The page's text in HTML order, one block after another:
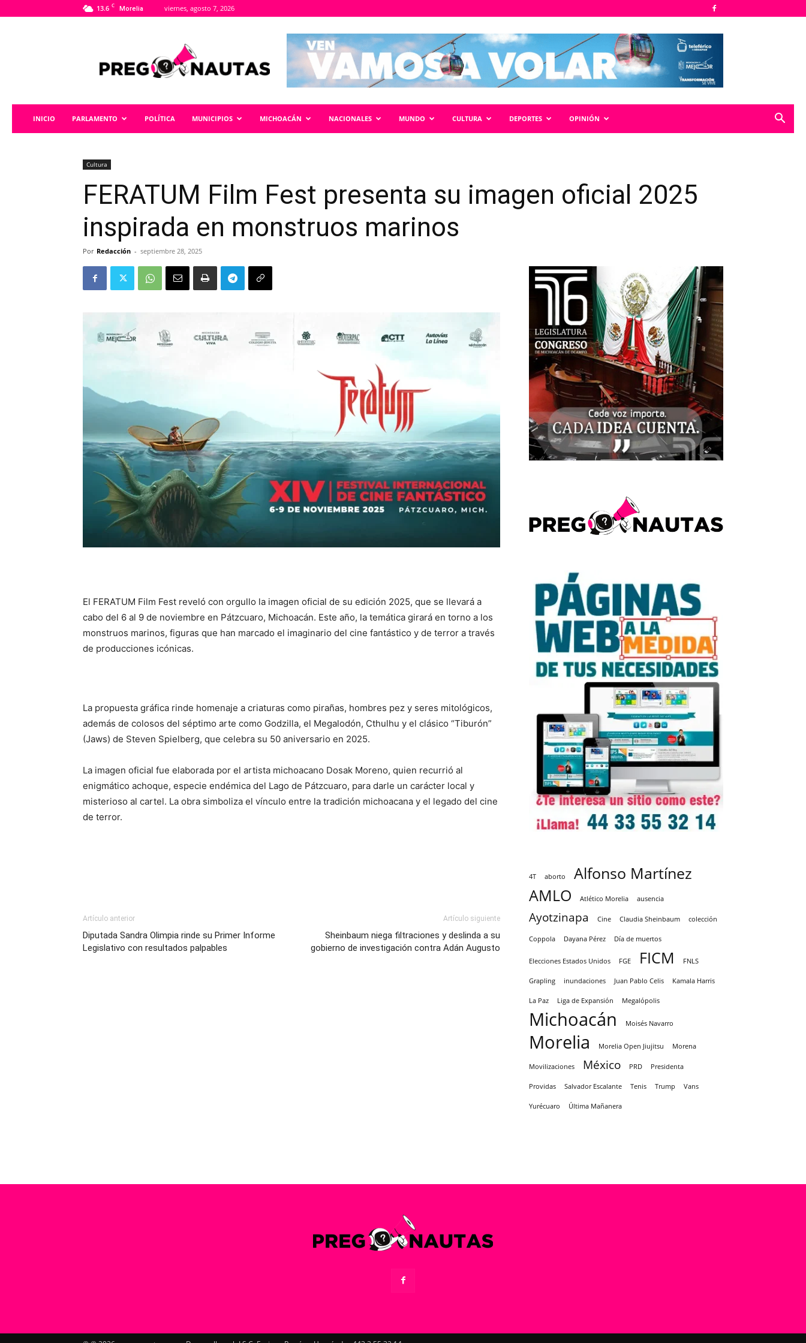
13.6 C Morelia viernes, agosto 7, 2026
INICIO PARLAMENTO POLÍTICA MUNICIPIOS MICHOACÁN NACIONALES MUNDO CULTURA DEPORTES OPINIÓN
Cultura
FERATUM Film Fest presenta su imagen oficial 2025
inspirada en monstruos marinos
Por Redacción - septiembre 28, 2025
El FERATUM Film Fest reveló con orgullo la imagen oficial de su edición 2025, que se llevará a
cabo del 6 al 9 de noviembre en Pátzcuaro, Michoacán. Este año, la temática girará en torno a los
monstruos marinos, figuras que han marcado el imaginario del cine fantástico y de terror a través
de producciones icónicas.
La propuesta gráfica rinde homenaje a criaturas como pirañas, hombres pez y seres mitológicos,
además de colosos del séptimo arte como Godzilla, el Megalodón, Cthulhu y el clásico “Tiburón”
(Jaws) de Steven Spielberg, que celebra su 50 aniversario en 2025.
La imagen oficial fue elaborada por el artista michoacano Dosak Moreno, quien recurrió al
enigmático achoque, especie endémica del Lago de Pátzcuaro, para darle un carácter local y
misterioso al cartel. La obra simboliza el vínculo entre la tradición michoacana y el legado del cine
de terror.
Artículo anterior
Diputada Sandra Olimpia rinde su Primer Informe
Legislativo con resultados palpables
Artículo siguiente
Sheinbaum niega filtraciones y deslinda a su
gobierno de investigación contra Adán Augusto
4T aborto
Alfonso Martínez
AMLO
Atlético Morelia ausencia
Ayotzinapa Cine Claudia Sheinbaum colección
Coppola Dayana Pérez Día de muertos
Elecciones Estados Unidos FGE FICM FNLS
Grapling inundaciones Juan Pablo Celis Kamala Harris
La Paz Liga de Expansión Megalópolis
Michoacán Moisés Navarro
Morelia Morelia Open Jiujitsu Morena
Movilizaciones México PRD Presidenta
Providas Salvador Escalante Tenis Trump Vans
Yurécuaro Última Mañanera